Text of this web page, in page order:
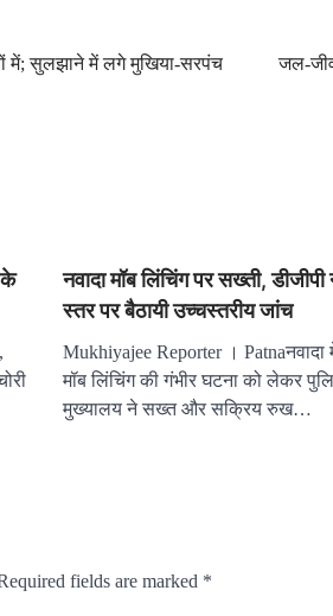
में; सुलझाने में लगे मुखिया-सरपंच
जल-
के
नवादा मॉब लिंचिंग पर सख्ती,
स्तर पर बैठायी उच्चस्तरीय जांच
Mukhiyajee Reporter । Patnaनवादा
मॉब लिंचिंग की गंभीर घटना को लेकर
मुख्यालय ने सख्त और सक्रिय रुख…
fields are marked *